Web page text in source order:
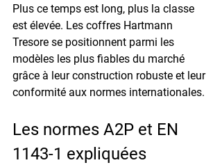
Plus ce temps est long, plus la classe
est élevée. Les coffres Hartmann
Tresore se positionnent parmi les
modèles les plus fiables du marché
grâce à leur construction robuste et leur
conformité aux normes internationales.
Les normes A2P et EN
1143-1 expliquées